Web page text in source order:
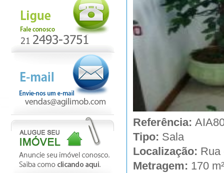
Referência:
Tipo: Sala
Localização: Rua
Metragem: 170 m²